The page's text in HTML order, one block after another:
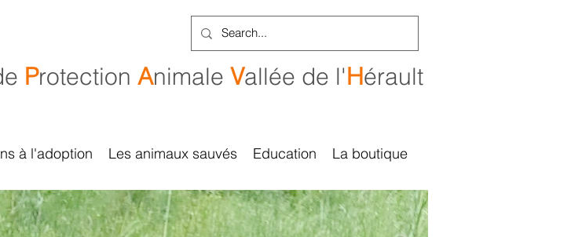
Protection Animale Vallée de l'Hérault
à l'adoption Les animaux sauvés Education La boutique